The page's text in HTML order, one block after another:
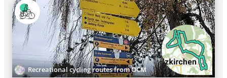
Recreational cycling routes from OCM